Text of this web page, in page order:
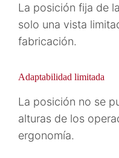
La posición fija de
solo una vista
fabricación.
Adaptabilidad limitada
La posición no se
alturas de los
ergonomía.